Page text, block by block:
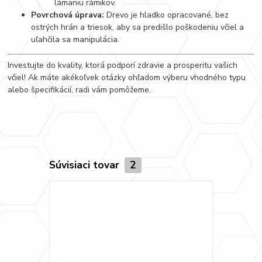
lámaniu rámikov.
Povrchová úprava: Drevo je hladko opracované, bez
ostrých hrán a triesok, aby sa predišlo poškodeniu včiel a
uľahčila sa manipulácia.
Investujte do kvality, ktorá podporí zdravie a prosperitu vašich
včiel! Ak máte akékoľvek otázky ohľadom výberu vhodného typu
alebo špecifikácií, radi vám pomôžeme.
Súvisiaci tovar 2